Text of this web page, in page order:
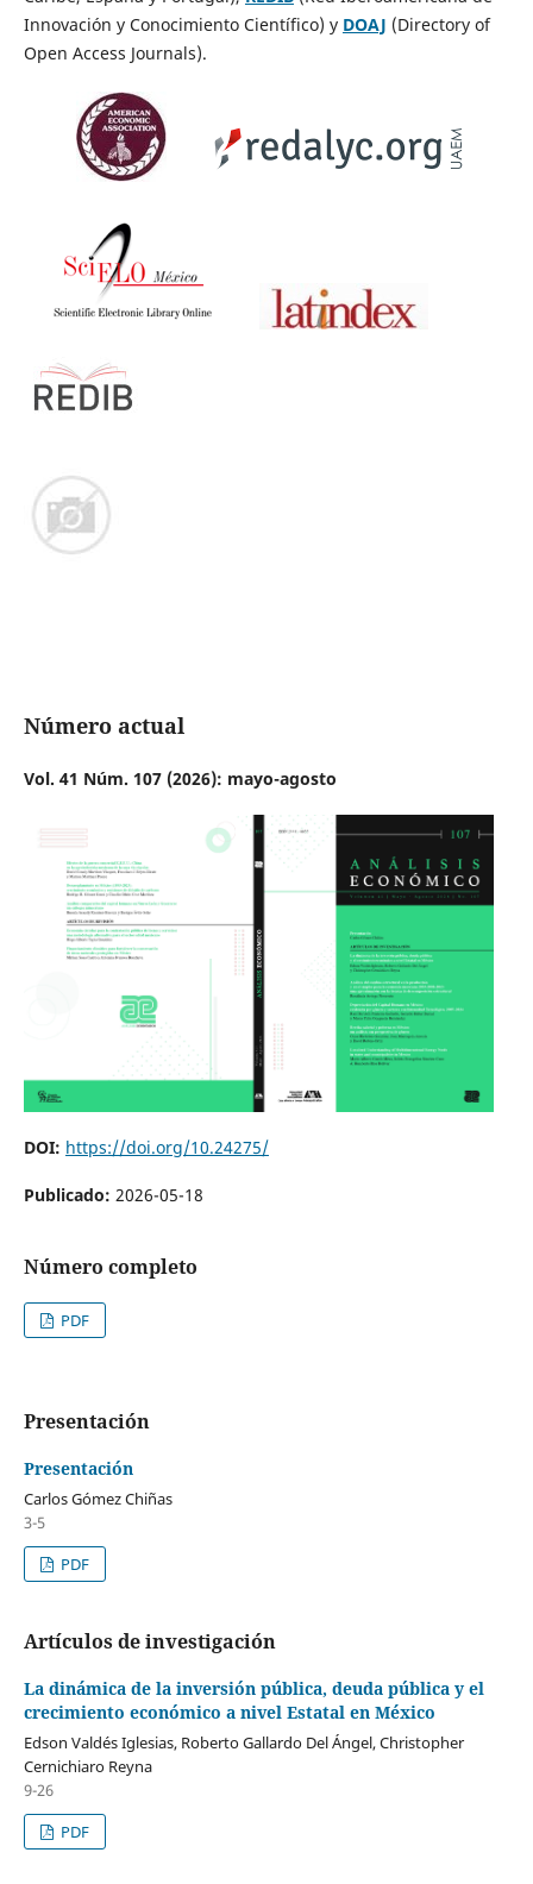
Innovación y Conocimiento Científico) y DOAJ (Directory of
Open Access Journals).
Número actual
Vol. 41 Núm. 107 (2026): mayo-agosto
DOI: https://doi.org/10.24275/
Publicado: 2026-05-18
Número completo
PDF
Presentación
Presentación
Carlos Gómez Chiñas
3-5
PDF
Artículos de investigación
La dinámica de la inversión pública, deuda pública y el
crecimiento económico a nivel Estatal en México
Edson Valdés Iglesias, Roberto Gallardo Del Ángel, Christopher
Cernichiaro Reyna
9-26
PDF